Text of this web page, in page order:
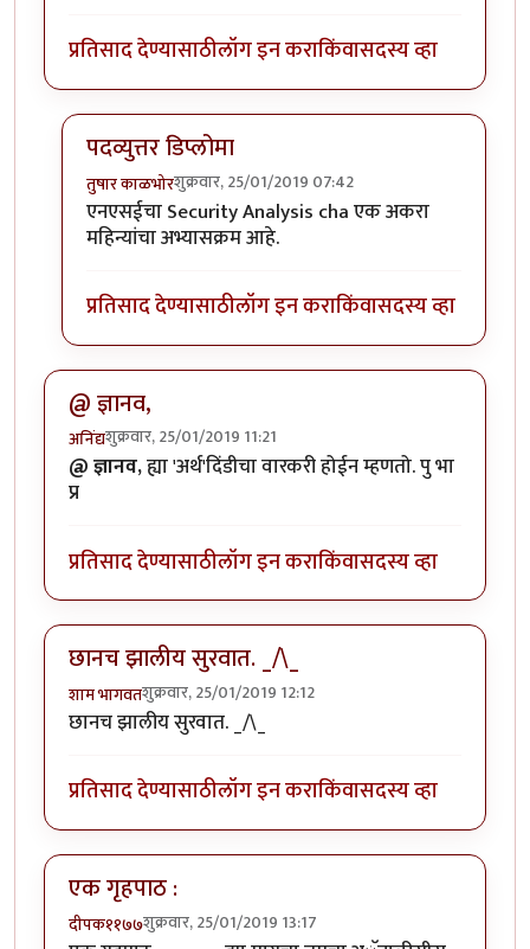
प्रतिसाद देण्यासाठीलॉग इन कराकिंवासदस्य व्हा
पदव्युत्तर डिप्लोमा
तुषार काळभोरशुक्रवार, 25/01/2019 07:42
In reply toवा ! मस्त !! सुरूवात तर छानbyउगा काहितरीच
एनएसईचा Security Analysis cha एक अकरा
महिन्यांचा अभ्यासक्रम आहे.
प्रतिसाद देण्यासाठीलॉग इन कराकिंवासदस्य व्हा
@ ज्ञानव,
अनिंद्यशुक्रवार, 25/01/2019 11:21
@ ज्ञानव,ह्या 'अर्थ'दिंडीचा वारकरी होईन म्हणतो. पु भा
प्र
प्रतिसाद देण्यासाठीलॉग इन कराकिंवासदस्य व्हा
छानच झालीय सुरवात. _/\_
शाम भागवतशुक्रवार, 25/01/2019 12:12
छानच झालीय सुरवात. _/\_
प्रतिसाद देण्यासाठीलॉग इन कराकिंवासदस्य व्हा
एक गृहपाठ :
दीपक११७७शुक्रवार, 25/01/2019 13:17